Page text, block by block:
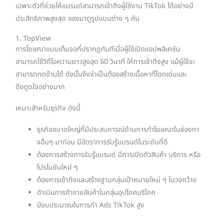
เฉพาะตัวที่ช่วยให้แบรนด์สามารถเข้าถึงผู้ใช้งาน TikTok ได้อย่างมี
ประสิทธิภาพสูงสุด ลองมาดูรูปแบบต่าง ๆ กัน
1. TopView
การโฆษณาแบบเต็มจอที่ปรากฏทันทีเมื่อผู้ใช้เปิดแอปพลิเคชัน
สามารถใช้วิดีโอความยาวสูงสุด 60 วินาที ให้การเข้าถึงสูง แม้ผู้ใช้จะ
สามารถกดข้ามได้ ดังนั้นจึงจำเป็นต้องสร้างเนื้อหาที่โดดเด่นและ
ดึงดูดใจอย่างมาก
เหมาะสำหรับธุรกิจ ดังนี้
ธุรกิจขนาดใหญ่ที่มีประสบการณ์ด้านการทำโฆษณาในช่องทา
งอื่นๆ มาก่อน มีอัตราการรับรู้แบรนด์ในระดับที่ดี
ต้องการสร้างการรับรู้แบรนด์ มีการเปิดตัวสินค้า บริการ หรือ
โปรโมชันใหม่ ๆ
ต้องการเข้าถึงและสร้างฐานกลุ่มเป้าหมายใหม่ ๆ ในวงกว้าง
ดำเนินการค้าขายสินค้าในกลุ่มอุปโภคบริโภค
มีงบประมาณในการทำ Ads TikTok สูง